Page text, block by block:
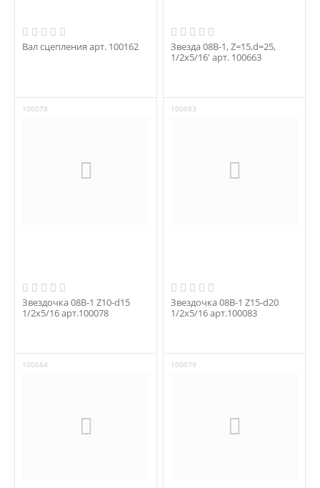
Вал сцепления арт. 100162
Звезда 08B-1, Z=15,d=25,
1/2x5/16' арт. 100663
100078
Звездочка 08B-1 Z10-d15
1/2x5/16 арт.100078
100083
Звездочка 08B-1 Z15-d20
1/2x5/16 арт.100083
100664 100079